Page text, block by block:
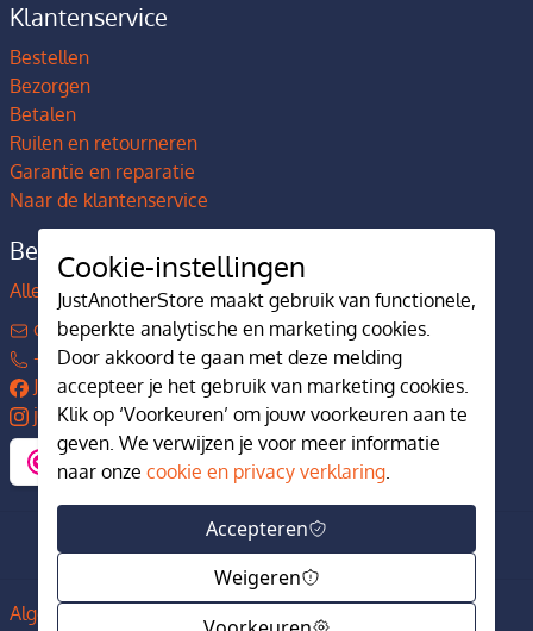
Klantenservice
Bestellen
Bezorgen
Betalen
Ruilen en retourneren
Garantie en reparatie
Naar de klantenservice
Bedrijfsgegevens
Alles over JustAnotherStore
contact@justanotherstore.nl
+31 73 644 7405
JustAnotherStore
justanotherstore.nl
Algemene voorwaarden Privacy en cookiebeleid
Cookie-instellingen
JustAnotherStore maakt gebruik van functionele,
beperkte analytische en marketing cookies.
Door akkoord te gaan met deze melding
accepteer je het gebruik van marketing cookies.
Klik op ‘Voorkeuren’ om jouw voorkeuren aan te
geven. We verwijzen je voor meer informatie
naar onze cookie en privacy verklaring.
Accepteren
Weigeren